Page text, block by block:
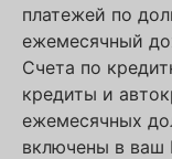
платежей по
ежемесячный
Счета по
кредиты и
ежемесячных
включены в ваш